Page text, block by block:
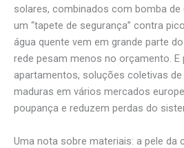
solares, combinados com bomba de
um “tapete de segurança” contra
água quente vem em grande parte
rede pesam menos no orçamento. E
apartamentos, soluções coletivas
maduras em vários mercados
poupança e reduzem perdas do
Uma nota sobre materiais: a pele da